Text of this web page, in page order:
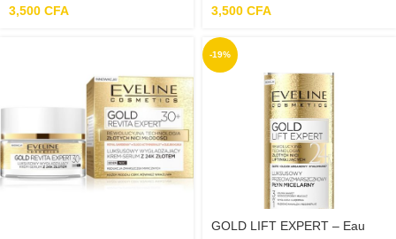
Professionnel
3,500 CFA
des Yeux – 15ml
3,500 CFA
-19%
GOLD LIFT EXPERT – Eau